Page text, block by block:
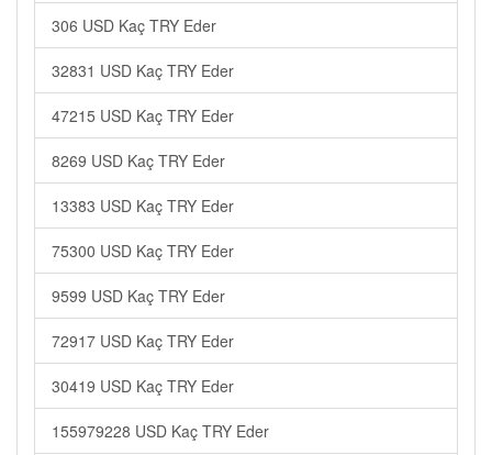
306 USD Kaç TRY Eder
32831 USD Kaç TRY Eder
47215 USD Kaç TRY Eder
8269 USD Kaç TRY Eder
13383 USD Kaç TRY Eder
75300 USD Kaç TRY Eder
9599 USD Kaç TRY Eder
72917 USD Kaç TRY Eder
30419 USD Kaç TRY Eder
155979228 USD Kaç TRY Eder